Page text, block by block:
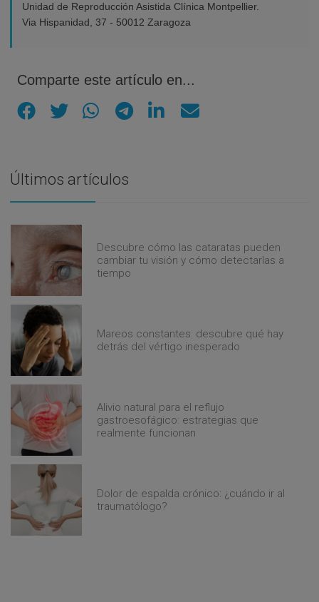
Unidad de Reproducción Asistida Clínica Montpellier.
Via Hispanidad, 37 - 50012 Zaragoza
Comparte este artículo en...
Últimos artículos
Descubre cómo las cataratas pueden
cambiar tu visión y cómo detectarlas a
tiempo
Mareos constantes: descubre qué hay
detrás del vértigo inesperado
Alivio natural para el reflujo
gastroesofágico: estrategias que
realmente funcionan
Dolor de espalda crónico: ¿cuándo ir al
traumatólogo?